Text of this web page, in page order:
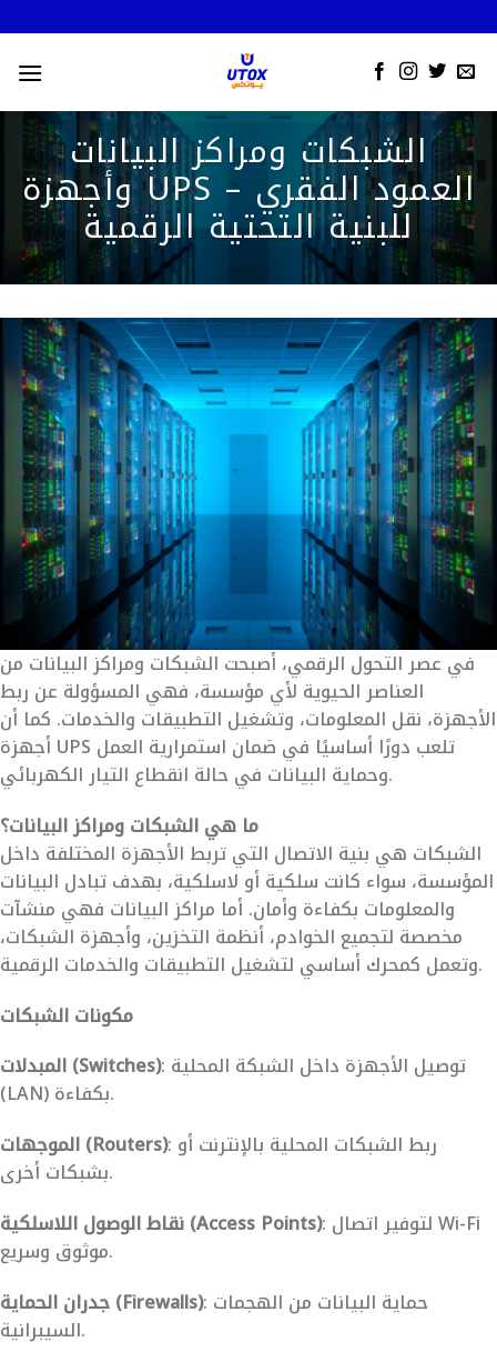
to
content
الشبكات ومراكز البيانات
وأجهزة UPS – العمود الفقري
للبنية التحتية الرقمية
في عصر التحول الرقمي، أصبحت الشبكات ومراكز البيانات من
العناصر الحيوية لأي مؤسسة، فهي المسؤولة عن ربط
الأجهزة، نقل المعلومات، وتشغيل التطبيقات والخدمات. كما أن
أجهزة UPS تلعب دورًا أساسيًا في ضمان استمرارية العمل
وحماية البيانات في حالة انقطاع التيار الكهربائي.
ما هي الشبكات ومراكز البيانات؟
الشبكات هي بنية الاتصال التي تربط الأجهزة المختلفة داخل
المؤسسة، سواء كانت سلكية أو لاسلكية، بهدف تبادل البيانات
والمعلومات بكفاءة وأمان. أما مراكز البيانات فهي منشآت
مخصصة لتجميع الخوادم، أنظمة التخزين، وأجهزة الشبكات،
وتعمل كمحرك أساسي لتشغيل التطبيقات والخدمات الرقمية.
مكونات الشبكات
المبدلات (Switches): توصيل الأجهزة داخل الشبكة المحلية
(LAN) بكفاءة.
الموجهات (Routers): ربط الشبكات المحلية بالإنترنت أو
بشبكات أخرى.
نقاط الوصول اللاسلكية (Access Points): لتوفير اتصال Wi-Fi
موثوق وسريع.
جدران الحماية (Firewalls): حماية البيانات من الهجمات
السيبرانية.